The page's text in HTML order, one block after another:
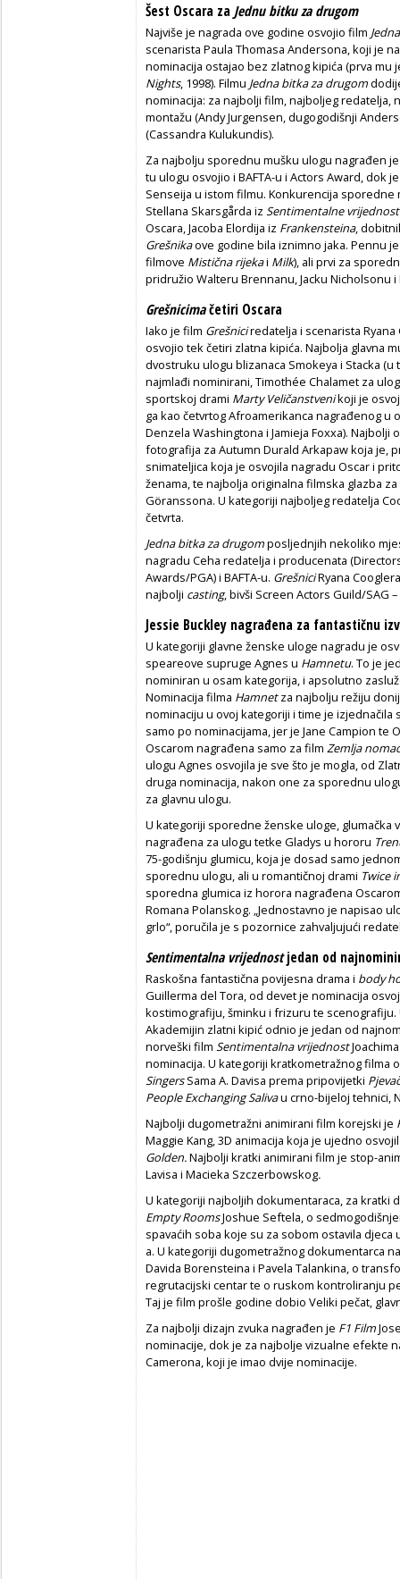
Šest Oscara za Jednu bitku za drugom
Najviše je nagrada ove godine osvojio film
scenarista Paula Thomasa Andersona, koji je
nominacija ostajao bez zlatnog kipića (prva
Nights, 1998). Filmu Jedna bitka za drugom
nominacija: za najbolji film, najboljeg redatelja,
montažu (Andy Jurgensen, dugogodišnji
(Cassandra Kulukundis).
Za najbolju sporednu mušku ulogu nagrađen
tu ulogu osvojio i BAFTA-u i Actors Award, dok
Senseija u istom filmu. Konkurencija sporedne
Stellana Skarsgårda iz Sentimentalne
Oscara, Jacoba Elordija iz Frankensteina,
Grešnikaove godine bila iznimno jaka. Pennu
filmove Mistična rijekai Milk), ali prvi za
pridružio Walteru Brennanu, Jacku Nicholsonu i
Grešnicimačetiri Oscara
Iako je film Grešniciredatelja i scenarista Ryana
osvojio tek četiri zlatna kipića. Najbolja glavna
dvostruku ulogu blizanaca Smokeya i Stacka
najmlađi nominirani, Timothée Chalamet za
sportskoj drami Marty Veličanstvenikoji je
ga kao četvrtog Afroamerikanca nagrađenog u
Denzela Washingtona i Jamieja Foxxa).
fotografija za Autumn Durald Arkapaw koja je,
snimateljica koja je osvojila nagradu Oscar i
ženama, te najbolja originalna filmska glazba
Göranssona. U kategoriji najboljeg redatelja
četvrta.
Jedna bitka za drugomposljednjih nekoliko
nagradu Ceha redatelja i producenata
Awards/PGA) i BAFTA-u. GrešniciRyana
najbolji casting, bivši Screen Actors Guild/SAG
Jessie Buckley nagrađena za fantastičnu
U kategoriji glavne ženske uloge nagradu je
speareove supruge Agnes u Hamnetu. To je
nominiran u osam kategorija, i apsolutno
Nominacija filma Hamnetza najbolju režiju
nominaciju u ovoj kategoriji i time je izjednačila
samo po nominacijama, jer je Jane Campion te
Oscarom nagrađena samo za film Zemlja
ulogu Agnes osvojila je sve što je mogla, od
druga nominacija, nakon one za sporednu
za glavnu ulogu.
U kategoriji sporedne ženske uloge, glumačka
nagrađena za ulogu tetke Gladys u hororu
75-godišnju glumicu, koja je dosad samo
sporednu ulogu, ali u romantičnoj drami Twice
sporedna glumica iz horora nagrađena
Romana Polanskog. „Jednostavno je napisao
grlo“, poručila je s pozornice zahvaljujući
Sentimentalna vrijednostjedan od
Raskošna fantastična povijesna drama i body
Guillerma del Tora, od devet je nominacija
kostimografiju, šminku i frizuru te
Akademijin zlatni kipić odnio je jedan od
norveški film Sentimentalna vrijednost
nominacija. U kategoriji kratkometražnog filma
SingersSama A. Davisa prema pripovijetki
People Exchanging Salivau crno-bijeloj tehnici,
Najbolji dugometražni animirani film korejski je
Maggie Kang, 3D animacija koja je ujedno
Golden.Najbolji kratki animirani film je stop-
Lavisa i Macieka Szczerbowskog.
U kategoriji najboljih dokumentaraca, za
Empty RoomsJoshue Seftela, o
spavaćih soba koje su za sobom ostavila djeca
a. U kategoriji dugometražnog dokumentarca
Davida Borensteina i Pavela Talankina, o
regrutacijski centar te o ruskom kontroliranju
Taj je film prošle godine dobio Veliki pečat,
Za najbolji dizajn zvuka nagrađen je F1 Film
nominacije, dok je za najbolje vizualne efekte
Camerona, koji je imao dvije nominacije.